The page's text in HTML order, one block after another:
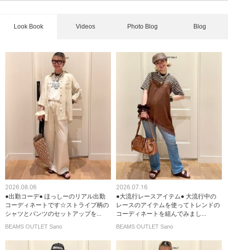
Look Book Videos Photo Blog Blog
2026.08.06
●出勤コーデ● ほっしーのリアル出勤
コーディネートです☆ストライプ柄の
シャツとパンツのセットアップを...
BEAMS OUTLET Sano
2026.07.16
●大流行レースアイテム● 大流行中の
レースのアイテムを使ってトレンドの
コーディネートを組んでみまし...
BEAMS OUTLET Sano